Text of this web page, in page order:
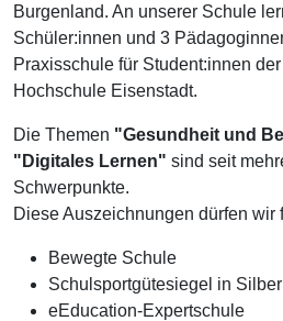
Burgenland. An unserer Schule
Schüler:innen und 3
Praxisschule für Student:innen
Hochschule Eisenstadt.
Die Themen "Gesundheit und
"Digitales Lernen" sind seit
Schwerpunkte.
Diese Auszeichnungen dürfen wir
Bewegte Schule
Schulsportgütesiegel in Silber
eEducation-Expertschule